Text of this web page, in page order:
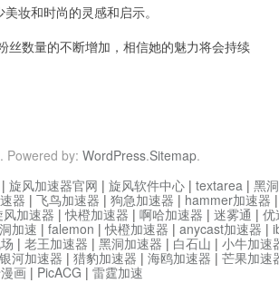
妆和时尚的灵感和启示。
数量的不断增加，相信她的魅力将会持续
. Powered by: WordPress.Sitemap.
| 旋风加速器官网 | 旋风软件中心 | textarea | 黑
器 | 飞鸟加速器 | 狗急加速器 | hammer加速器
风加速器 |快橙加速器 | 啊哈加速器 | 迷雾通 | 优
加速 | falemon |快橙加速器 | anycast加速器 |
| 老王加速器 | 黑洞加速器 | 白石山 | 小牛加速
银河加速器 | 猎豹加速器 | 海鸥加速器 | 芒果加速
画 | PicACG | 雷霆加速